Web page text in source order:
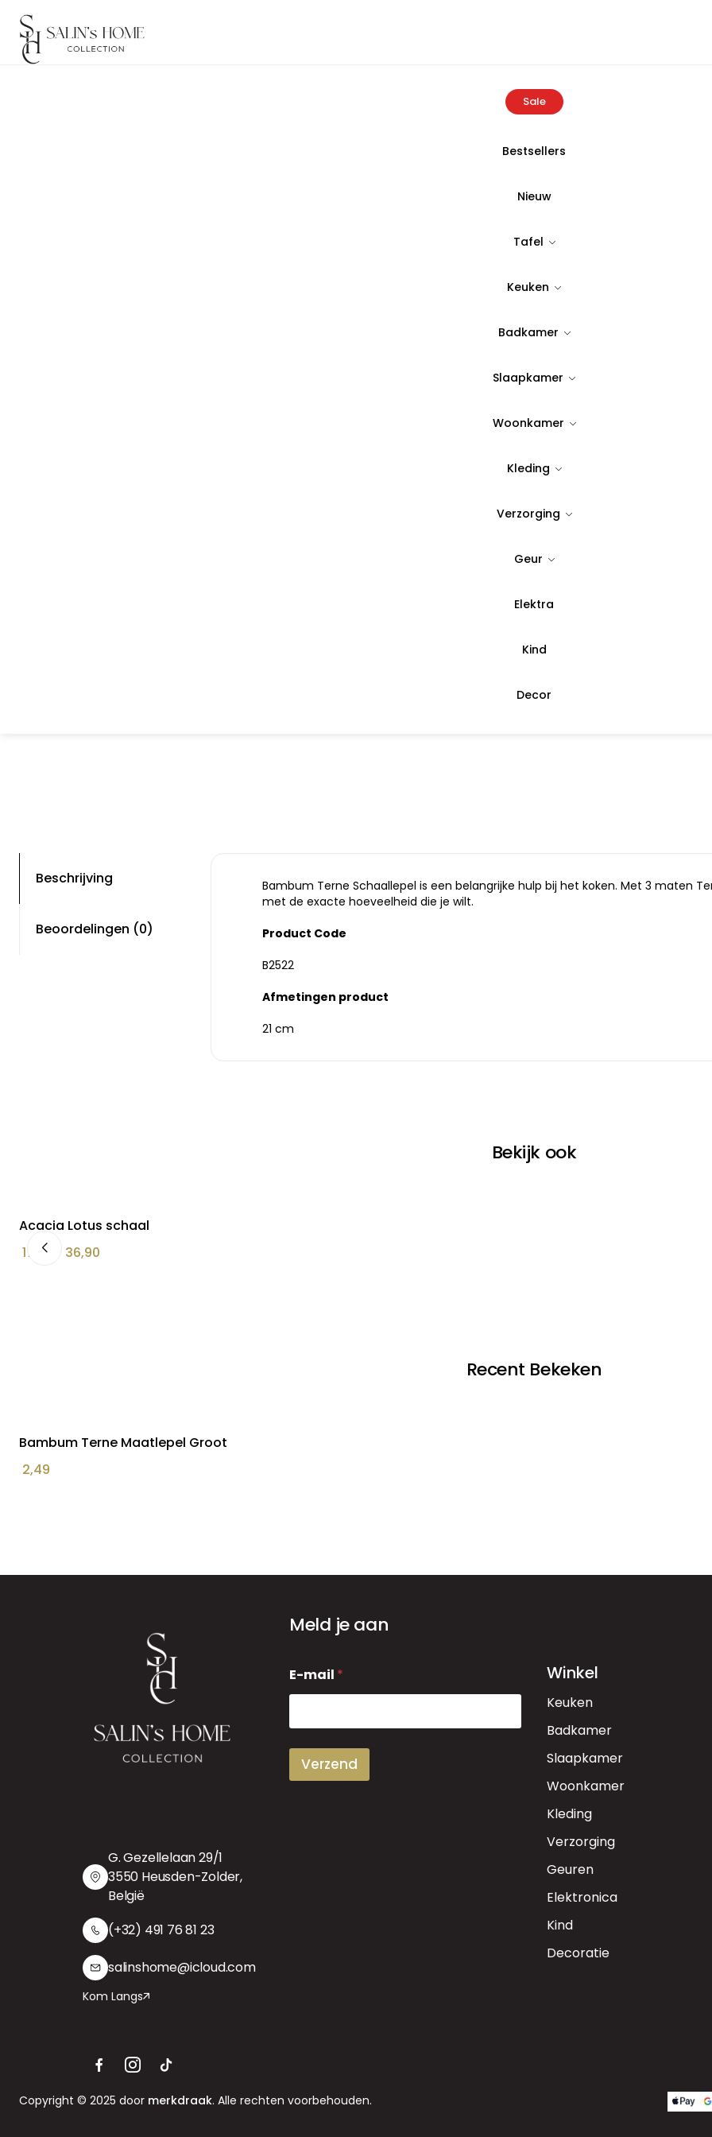
Sale
Bestsellers
Nieuw
Tafel
Keuken
Badkamer
Slaapkamer
Woonkamer
Kleding
Verzorging
Geur
Elektra
Kind
Decor
BAMBUM
2,49
Op Voorraad
SKU:
Categorie:
Beschrijving
Beoordelingen (0)
Bambum Terne Schaallepel is een belangrijke hulp bij het koken. Met 3 maten
met de exacte hoeveelheid die je wilt.
Product Code
B2522
Afmetingen product
21 cm
Bekijk ook
Acacia Lotus schaal
17,90
– 36,90
Prijsklasse:
Recent Bekeken
Bambum Terne Maatlepel Groot
2,49
G. Gezellelaan 29/1
3550 Heusden-Zolder,
België
(+32) 491 76 81 23
salinshome@icloud.com
Kom Langs
Meld je aan
-
m
i
E-mail *
Verzend
Winkel
Keuken
Badkamer
Slaapkamer
Woonkamer
Kleding
Verzorging
Geuren
Elektronica
Kind
Decoratie
Copyright © 2025 door merkdraak. Alle rechten voorbehouden.